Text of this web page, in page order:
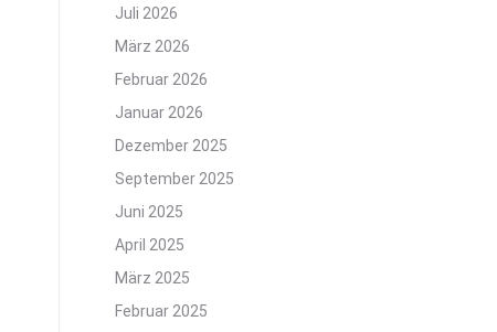
Juli 2026
März 2026
Februar 2026
Januar 2026
Dezember 2025
September 2025
Juni 2025
April 2025
März 2025
Februar 2025